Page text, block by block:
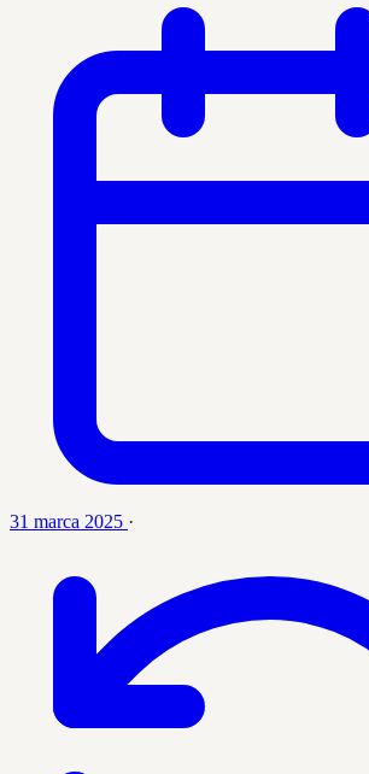
31 marca 2025 ·